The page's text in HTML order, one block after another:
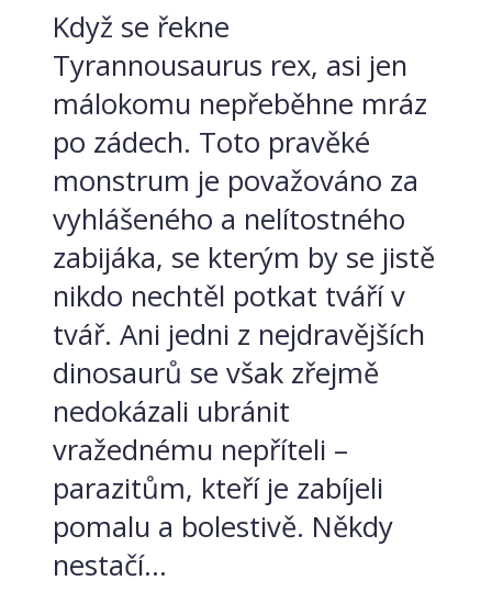
Když se řekne
Tyrannousaurus rex, asi jen
málokomu nepřeběhne mráz
po zádech. Toto pravěké
monstrum je považováno za
vyhlášeného a nelítostného
zabijáka, se kterým by se jistě
nikdo nechtěl potkat tváří v
tvář. Ani jedni z nejdravějších
dinosaurů se však zřejmě
nedokázali ubránit
vražednému nepříteli –
parazitům, kteří je zabíjeli
pomalu a bolestivě. Někdy
nestačí...